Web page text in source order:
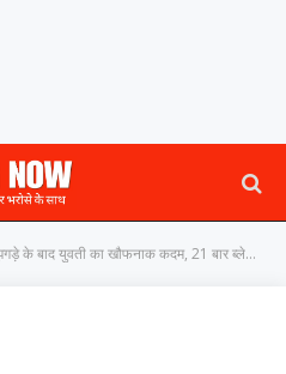
का खौफनाक कदम, 21 बार ब्लेड से काटा हाथ, राहगीरों की सूचना पर पुलिस ने बचाई जान